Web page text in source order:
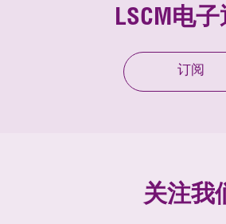
LSCM电
订阅
关注我